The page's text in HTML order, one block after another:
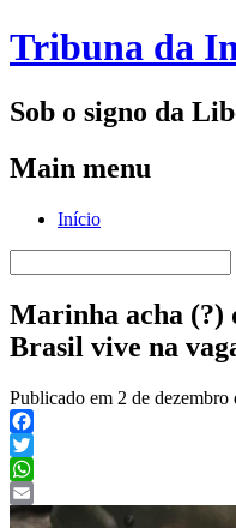
Tribuna da
Sob o signo da
Main menu
Skip
Início
por:
Marinha acha (?)
Brasil vive na
Publicado em 2 de
Facebook
Twitter
WhatsApp
Email